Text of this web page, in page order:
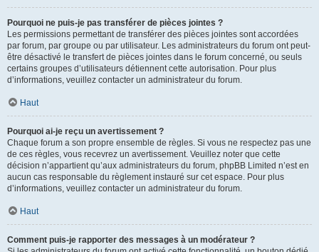
Pourquoi ne puis-je pas transférer de pièces jointes ?
Les permissions permettant de transférer des pièces jointes sont accordées
par forum, par groupe ou par utilisateur. Les administrateurs du forum ont peut-
être désactivé le transfert de pièces jointes dans le forum concerné, ou seuls
certains groupes d’utilisateurs détiennent cette autorisation. Pour plus
d’informations, veuillez contacter un administrateur du forum.
Haut
Pourquoi ai-je reçu un avertissement ?
Chaque forum a son propre ensemble de règles. Si vous ne respectez pas une
de ces règles, vous recevrez un avertissement. Veuillez noter que cette
décision n’appartient qu’aux administrateurs du forum, phpBB Limited n’est en
aucun cas responsable du règlement instauré sur cet espace. Pour plus
d’informations, veuillez contacter un administrateur du forum.
Haut
Comment puis-je rapporter des messages à un modérateur ?